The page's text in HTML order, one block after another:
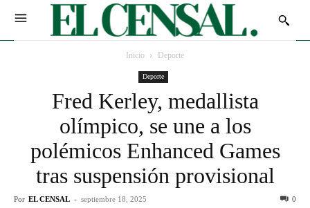
Inicio Deporte
Deporte
Fred Kerley, medallista
olímpico, se une a los
polémicos Enhanced Games
tras suspensión provisional
Por EL CENSAL - septiembre 18, 2025 0